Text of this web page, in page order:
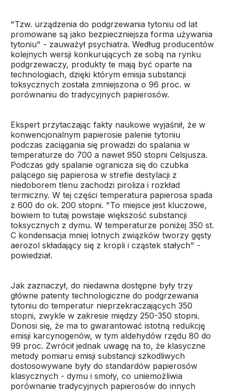
"Tzw. urządzenia do podgrzewania tytoniu od lat
promowane są jako bezpieczniejsza forma używania
tytoniu" - zauważył psychiatra. Według producentów
kolejnych wersji konkurujących ze sobą na rynku
podgrzewaczy, produkty te mają być oparte na
technologiach, dzięki którym emisja substancji
toksycznych została zmniejszona o 96 proc. w
porównaniu do tradycyjnych papierosów.
Ekspert przytaczając fakty naukowe wyjaśnił, że w
konwencjonalnym papierosie palenie tytoniu
podczas zaciągania się prowadzi do spalania w
temperaturze do 700 a nawet 950 stopni Celsjusza.
Podczas gdy spalanie ogranicza się do czubka
palącego się papierosa w strefie destylacji z
niedoborem tlenu zachodzi piroliza i rozkład
termiczny. W tej części temperatura papierosa spada
z 600 do ok. 200 stopni. "To miejsce jest kluczowe,
bowiem to tutaj powstaje większość substancji
toksycznych z dymu. W temperaturze poniżej 350 st.
C kondensacja mniej lotnych związków tworzy gęsty
aerozol składający się z kropli i cząstek stałych" -
powiedział.
Jak zaznaczył, do niedawna dostępne były trzy
główne patenty technologiczne do podgrzewania
tytoniu do temperatur nieprzekraczających 350
stopni, zwykle w zakresie między 250-350 stopni.
Donosi się, że ma to gwarantować istotną redukcję
emisji karcynogenów, w tym aldehydów rzędu 80 do
99 proc. Zwrócił jednak uwagę na to, że klasyczne
metody pomiaru emisji substancji szkodliwych
dostosowywane były do standardów papierosów
klasycznych - dymu i smoły, co uniemożliwia
porównanie tradycyjnych papierosów do innych